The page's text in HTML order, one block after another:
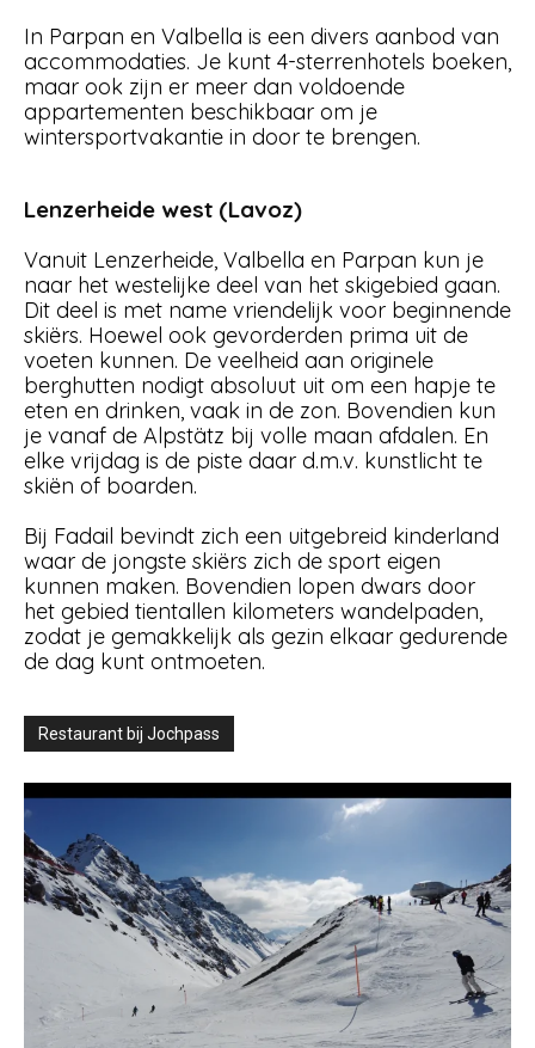
In Parpan en Valbella is een divers aanbod van
accommodaties. Je kunt 4-sterrenhotels boeken,
maar ook zijn er meer dan voldoende
appartementen beschikbaar om je
wintersportvakantie in door te brengen.
Lenzerheide west (Lavoz)
Vanuit Lenzerheide, Valbella en Parpan kun je
naar het westelijke deel van het skigebied gaan.
Dit deel is met name vriendelijk voor beginnende
skiërs. Hoewel ook gevorderden prima uit de
voeten kunnen. De veelheid aan originele
berghutten nodigt absoluut uit om een hapje te
eten en drinken, vaak in de zon. Bovendien kun
je vanaf de Alpstätz bij volle maan afdalen. En
elke vrijdag is de piste daar d.m.v. kunstlicht te
skiën of boarden.
Bij Fadail bevindt zich een uitgebreid kinderland
waar de jongste skiërs zich de sport eigen
kunnen maken. Bovendien lopen dwars door
het gebied tientallen kilometers wandelpaden,
zodat je gemakkelijk als gezin elkaar gedurende
de dag kunt ontmoeten.
Restaurant bij Jochpass